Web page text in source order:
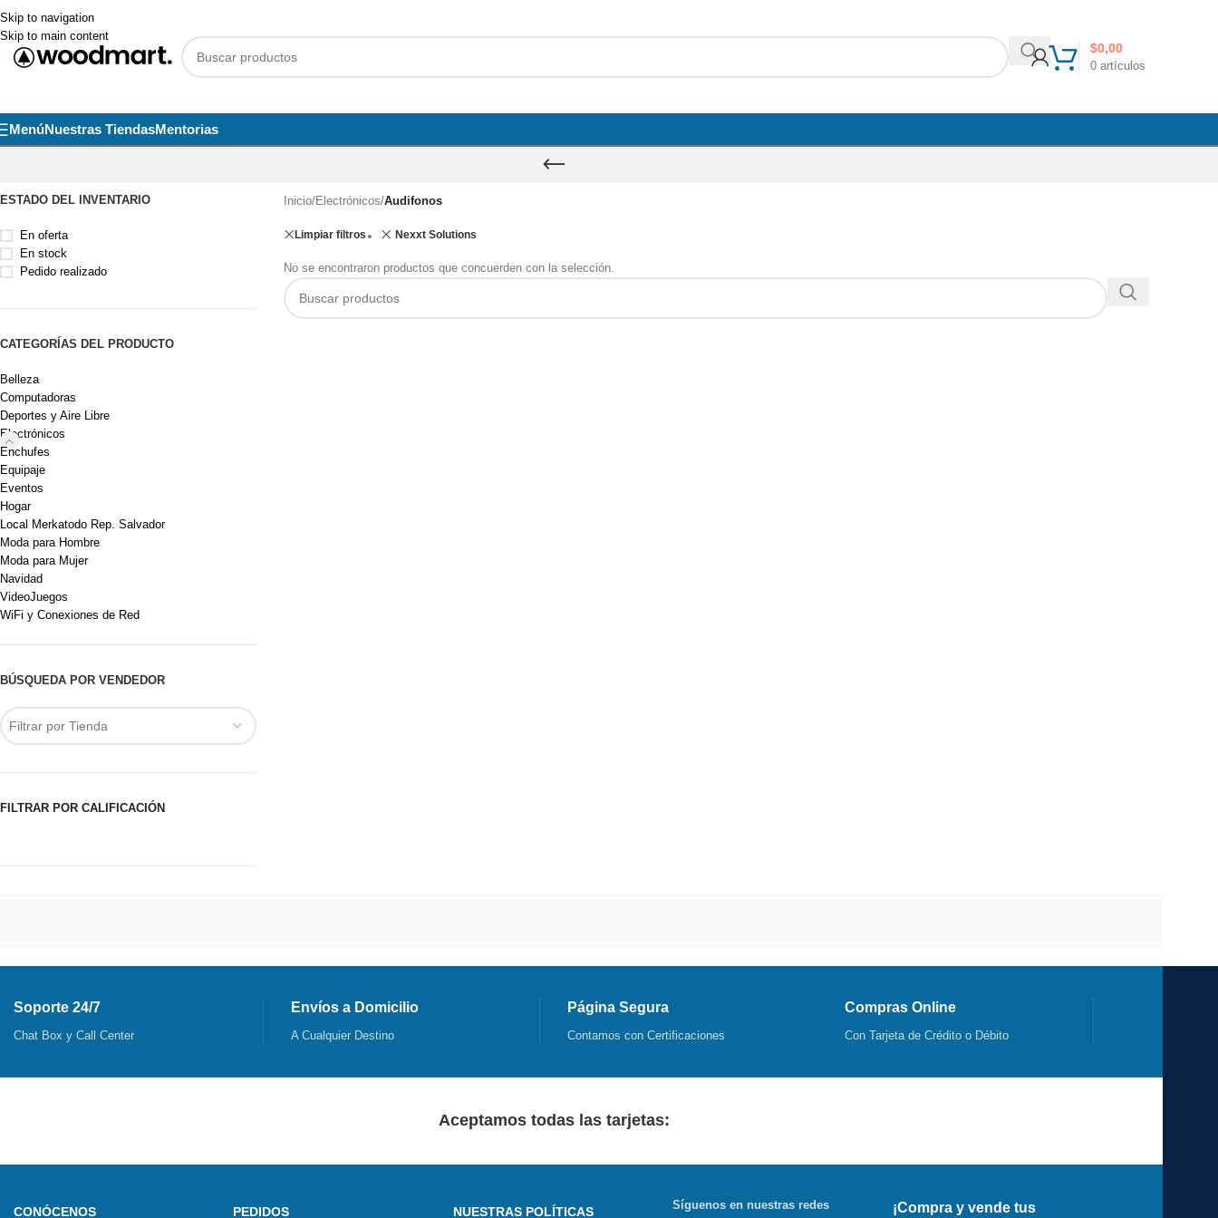
Skip to navigation
Skip to main content
0artículos
$0,00
MenúNuestras TiendasMentorias
ESTADO DEL INVENTARIO
En oferta
En stock
Pedido realizado
CATEGORÍAS DEL PRODUCTO
Belleza
Computadoras
Deportes y Aire Libre
Electrónicos
Enchufes
Equipaje
Eventos
Hogar
Local Merkatodo Rep. Salvador
Moda para Hombre
Moda para Mujer
Navidad
VideoJuegos
WiFi y Conexiones de Red
BÚSQUEDA POR VENDEDOR
Filtrar por Tienda
FILTRAR POR CALIFICACIÓN
Inicio/Electrónicos/Audifonos
Limpiar filtros Nexxt Solutions
No se encontraron productos que concuerden con la selección.
Soporte 24/7
Chat Box y Call Center
Envíos a Domicilio
A Cualquier Destino
Página Segura
Contamos con Certificaciones
Compras Online
Con Tarjeta de Crédito o Débito
Aceptamos todas las tarjetas:
CONÓCENOS PEDIDOS NUESTRAS POLÍTICAS
Síguenos en nuestras redes
¡Compra y vende tus